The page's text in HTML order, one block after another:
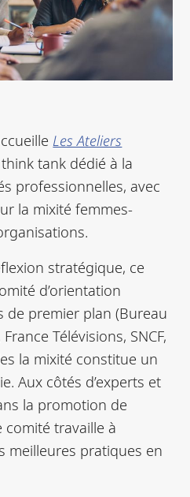
Les Ateliers
tank dédié à la
professionnelles, avec
la mixité femmes-
stratégique, ce
d’orientation
de premier plan (Bureau
Télévisions, SNCF,
la mixité constitue un
Aux côtés d’experts et
la promotion de
comité travaille à
meilleures pratiques en